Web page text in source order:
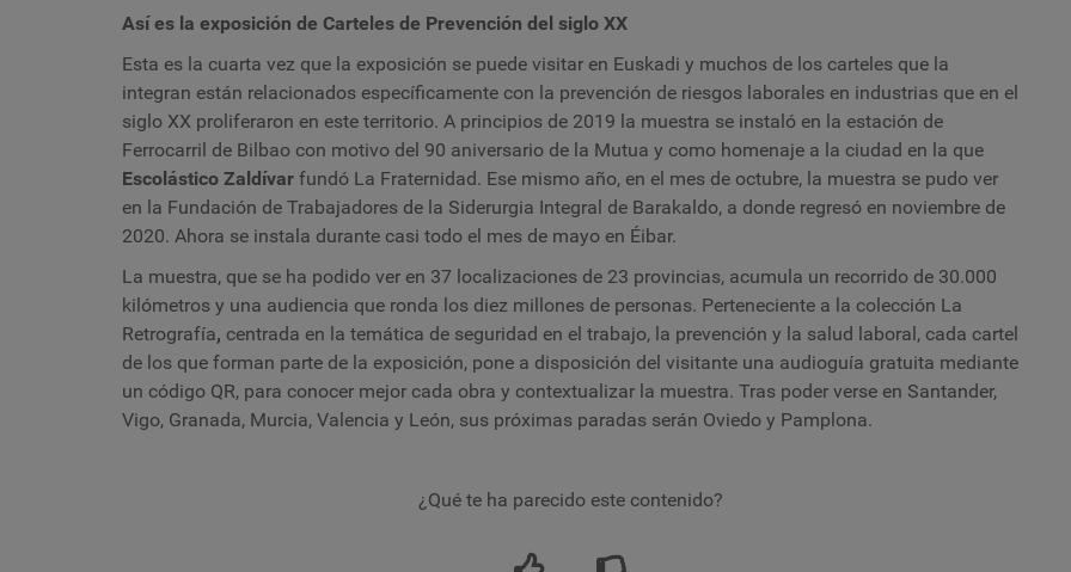
Así es la exposición de Carteles de Prevención del siglo XX
Esta es la cuarta vez que la exposición se puede visitar en Euskadi y muchos de los carteles que la
integran están relacionados específicamente con la prevención de riesgos laborales en industrias que en el
siglo XX proliferaron en este territorio. A principios de 2019 la muestra se instaló en la estación de
Ferrocarril de Bilbao con motivo del 90 aniversario de la Mutua y como homenaje a la ciudad en la que
Escolástico Zaldívar fundó La Fraternidad. Ese mismo año, en el mes de octubre, la muestra se pudo ver
en la Fundación de Trabajadores de la Siderurgia Integral de Barakaldo, a donde regresó en noviembre de
2020. Ahora se instala durante casi todo el mes de mayo en Éibar.
La muestra, que se ha podido ver en 37 localizaciones de 23 provincias, acumula un recorrido de 30.000
kilómetros y una audiencia que ronda los diez millones de personas. Perteneciente a la colección La
Retrografía, centrada en la temática de seguridad en el trabajo, la prevención y la salud laboral, cada cartel
de los que forman parte de la exposición, pone a disposición del visitante una audioguía gratuita mediante
un código QR, para conocer mejor cada obra y contextualizar la muestra. Tras poder verse en Santander,
Vigo, Granada, Murcia, Valencia y León, sus próximas paradas serán Oviedo y Pamplona.
¿Qué te ha parecido este contenido?